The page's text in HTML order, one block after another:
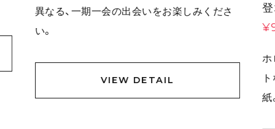
異なる、一期一会の出会いをお楽しみくださ
い。
VIEW DETAIL
登
ホ
紙